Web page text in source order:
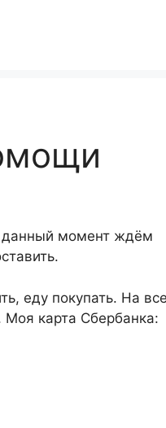
данный момент ждём
еду покупать. На все
карта Сбербанка: